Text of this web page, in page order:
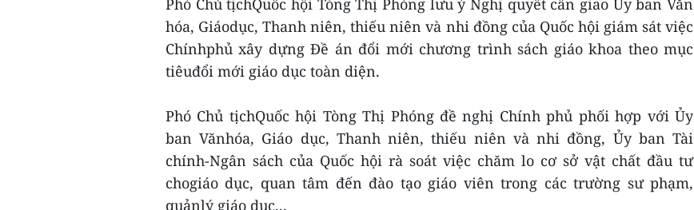
Phó Chủ tịchQuốc hội Tòng Thị Phóng lưu ý Nghị quyết cần giao Ủy ban Văn
hóa, Giáodục, Thanh niên, thiếu niên và nhi đồng của Quốc hội giám sát việc
Chínhphủ xây dựng Đề án đổi mới chương trình sách giáo khoa theo mục
tiêuđổi mới giáo dục toàn diện.
Phó Chủ tịchQuốc hội Tòng Thị Phóng đề nghị Chính phủ phối hợp với Ủy
ban Vănhóa, Giáo dục, Thanh niên, thiếu niên và nhi đồng, Ủy ban Tài
chính-Ngân sách của Quốc hội rà soát việc chăm lo cơ sở vật chất đầu tư
chogiáo dục, quan tâm đến đào tạo giáo viên trong các trường sư phạm,
quảnlý giáo dục...